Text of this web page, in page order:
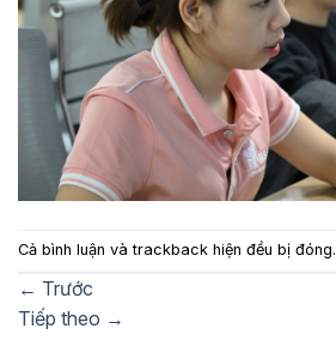
Cả bình luận và trackback hiện đều bị đóng.
← Trước
Tiếp theo →